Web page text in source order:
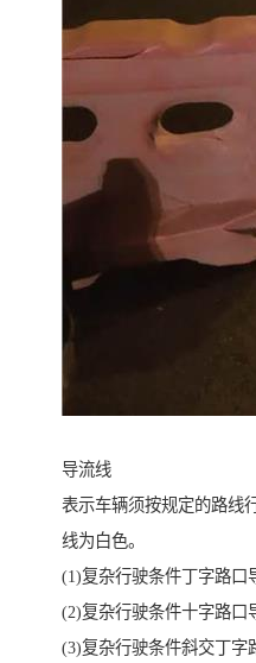
导流线
表示车辆须按规定的路线
线为白色。
(1)复杂行驶条件丁字路口
(2)复杂行驶条件十字路口
(3)复杂行驶条件斜交丁字